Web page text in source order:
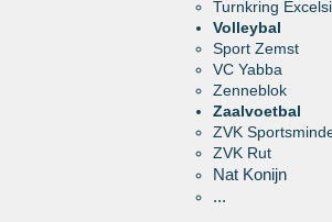
Turnkring
Volleybal
Sport Zemst
VC Yabba​
Zenneblok
Zaalvoetbal
ZVK
ZVK Rut
Nat Konijn
...